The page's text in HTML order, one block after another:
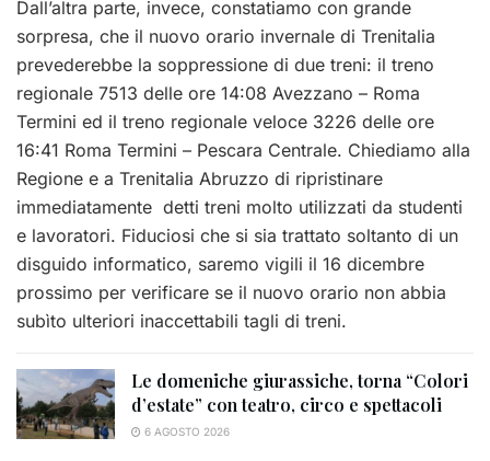
Dall’altra parte, invece, constatiamo con grande
sorpresa, che il nuovo orario invernale di Trenitalia
prevederebbe la soppressione di due treni: il treno
regionale 7513 delle ore 14:08 Avezzano – Roma
Termini ed il treno regionale veloce 3226 delle ore
16:41 Roma Termini – Pescara Centrale. Chiediamo alla
Regione e a Trenitalia Abruzzo di ripristinare
immediatamente detti treni molto utilizzati da studenti
e lavoratori. Fiduciosi che si sia trattato soltanto di un
disguido informatico, saremo vigili il 16 dicembre
prossimo per verificare se il nuovo orario non abbia
subìto ulteriori inaccettabili tagli di treni.
Le domeniche giurassiche, torna “Colori
d’estate” con teatro, circo e spettacoli
6 AGOSTO 2026